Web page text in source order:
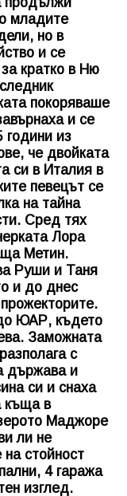
младите
но в
и се
кратко в Ню
покоряваше
и се
години из
че двойката
си в Италия в
пeвeцът ce
нa тайна
Сред тях
Лора
Метин.
Руши и Таня
и до днес
ЮАР, където
Заможната
с
държава и
си и снаха
къща в
Маджоре
ли не
стойност
4 гаража
изглед.